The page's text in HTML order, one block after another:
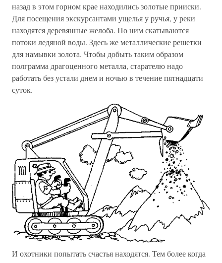
назад в этом горном крае находились золотые прииски.
Для посещения экскурсантами ущелья у ручья, у реки
находятся деревянные желоба. По ним скатываются
потоки ледяной воды. Здесь же металлические решетки
для намывки золота. Чтобы добыть таким образом
полграмма драгоценного металла, старателю надо
работать без устали днем и ночью в течение пятнадцати
суток.
И охотники попытать счастья находятся. Тем более когда